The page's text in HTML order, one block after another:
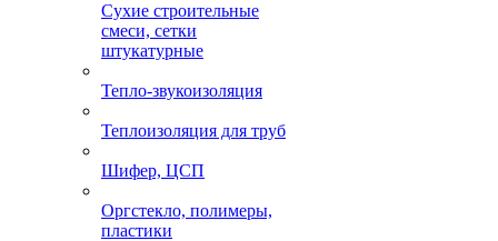
Сухие строительные
смеси, сетки
штукатурные
Тепло-звукоизоляция
Теплоизоляция для труб
Шифер, ЦСП
Оргстекло, полимеры,
пластики